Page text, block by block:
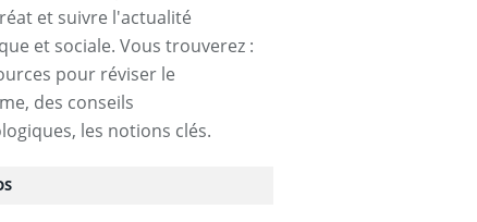
et suivre l'actualité
et sociale. Vous trouverez :
pour réviser le
des conseils
les notions clés.